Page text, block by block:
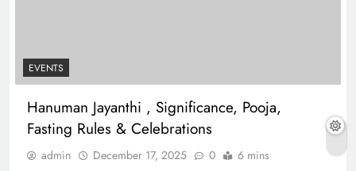
EVENTS
Hanuman Jayanthi , Significance, Pooja,
Fasting Rules & Celebrations
admin December 17, 2025 0 6 mins